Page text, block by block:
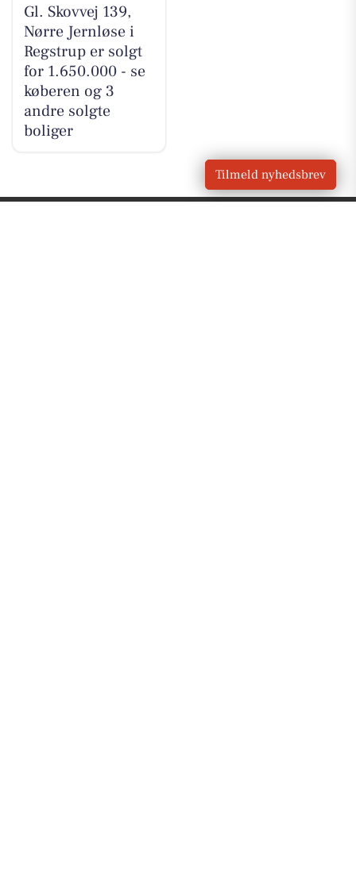
Gl. Skovvej 139,
Nørre Jernløse i
Regstrup er solgt
for 1.650.000 - se
køberen og 3
andre solgte
boliger
Tilmeld nyhedsbrev